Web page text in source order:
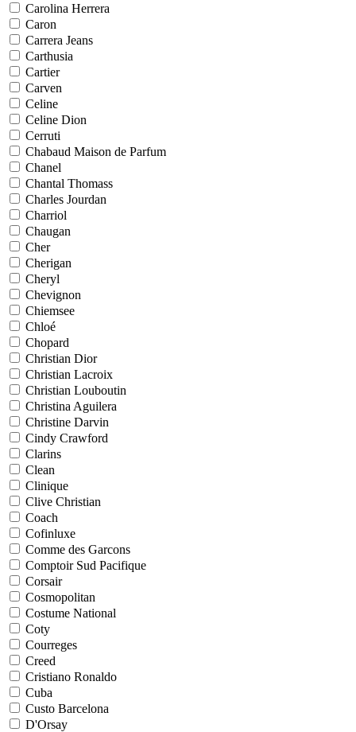
Carolina Herrera
Caron
Carrera Jeans
Carthusia
Cartier
Carven
Celine
Celine Dion
Cerruti
Chabaud Maison de Parfum
Chanel
Chantal Thomass
Charles Jourdan
Charriol
Chaugan
Cher
Cherigan
Cheryl
Chevignon
Chiemsee
Chloé
Chopard
Christian Dior
Christian Lacroix
Christian Louboutin
Christina Aguilera
Christine Darvin
Cindy Crawford
Clarins
Clean
Clinique
Clive Christian
Coach
Cofinluxe
Comme des Garcons
Comptoir Sud Pacifique
Corsair
Cosmopolitan
Costume National
Coty
Courreges
Creed
Cristiano Ronaldo
Cuba
Custo Barcelona
D'Orsay